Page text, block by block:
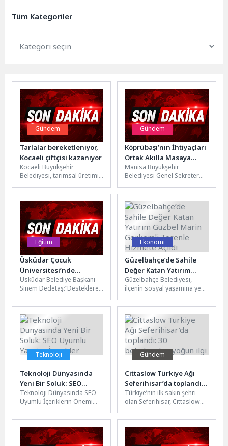
Tüm Kategoriler
Gündem
Tarlalar bereketleniyor,
Kocaeli çiftçisi kazanıyor
Kocaeli Büyükşehir
Belediyesi, tarımsal üretimi
üzerindeki maliyet yükünü
hafifletmek amacıyla destek
projelerine...
Gündem
Köprübaşı’nın İhtiyaçları
Ortak Akılla Masaya
Yatırıldı
Manisa Büyükşehir
Belediyesi Genel Sekreter
Köprübaşı Belediye Başkanı
Fatih Taşlı ve mahalle...
Eğitim
Üsküdar Çocuk
Üniversitesi’nde
Mezuniyet Coşkusu
Üsküdar Belediye Başkanı
Sinem Dedetaş:“Desteklere
değil, herkesin kendi
emeğiyle hakkını
kazanabileceği...
Ekonomi
Güzelbahçe’de Sahile
Değer Katan Yatırım
Güzbel Marin Görkemli
Törenle Hizmete Açıldı
Güzelbahçe Belediyesi,
ilçenin sosyal yaşamına yeni
projelerinden biri olan
Güzbel Marin’i...
Teknoloji
Teknoloji Dünyasında
Yeni Bir Soluk: SEO
Uyumlu Yaratıcı İçerikler
Teknoloji Dünyasında SEO
Uyumlu İçeriklerin Önemi
dünyada önemli bir yere
sahiptir....
Gündem
Cittaslow Türkiye Ağı
Seferihisar’da toplandı:
30 belediyeden yoğun
ilgi
Türkiye’nin ilk sakin şehri
olan Seferihisar, Cittaslow
Toplantısı’na ev sahipliği
yapıyor. Sığacık’ta...